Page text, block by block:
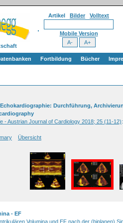
Artikel Bilder Volltext
Mobile Version
Fortbildung Bücher
Durchführung,
- Austrian Journal of Cardiology 2018; 25 (11-12)
Übersicht
- EF
Volumina und EF nach der (biplanen)